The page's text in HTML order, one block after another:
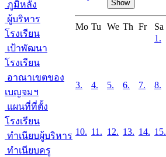
ภูมิหลัง
ผู้บริหาร
โรงเรียน
เป้าพัฒนา
โรงเรียน
อาณาเขตของ
เบญจมฯ
แผนที่ที่ตั้ง
โรงเรียน
ทำเนียบผู้บริหาร
ทำเนียบครู
Mo Tu We Th Fr Sa
1.
3. 4. 5. 6. 7. 8.
10. 11. 12. 13. 14. 15.